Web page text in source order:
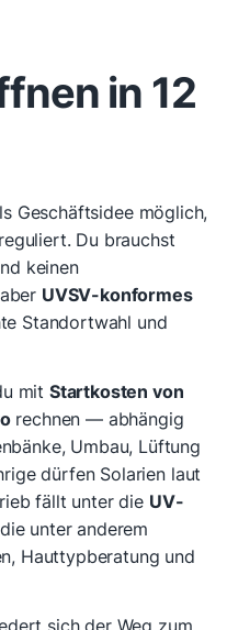
in 12
Geschäftsidee möglich,
Du brauchst
keinen
UVSV-konformes
Standortwahl und
mit Startkosten von
rechnen — abhängig
Umbau, Lüftung
dürfen Solarien laut
fällt unter die UV-
unter anderem
Hauttypberatung und